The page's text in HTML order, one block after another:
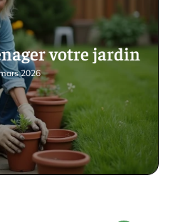
votre jardin
2026